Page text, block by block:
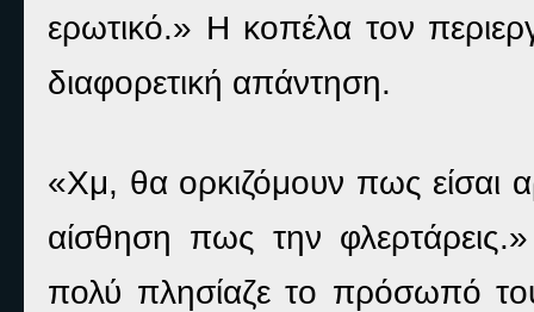
ερωτικό.» Η κοπέλα τον
διαφορετική απάντηση.
«Χμ, θα ορκιζόμουν πως είσαι
αίσθηση πως την
πολύ πλησίαζε το πρόσωπό